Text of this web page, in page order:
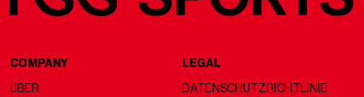
COMPANY
ÜBER
LEGAL
DATENSCHUTZRICHTLINIE